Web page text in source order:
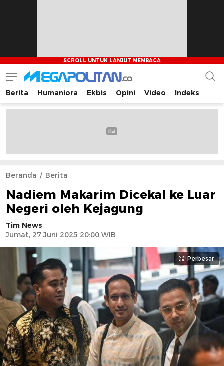
Megapolitan.co
Menyajikan berita-berita fakta bagi pembaca
Berita Humaniora Ekbis Opini Video Indeks
Beranda Berita
Nadiem Makarim Dicekal ke Luar
Negeri oleh Kejagung
Tim News
Jumat, 27 Juni 2025 20:00 WIB
Perbesar